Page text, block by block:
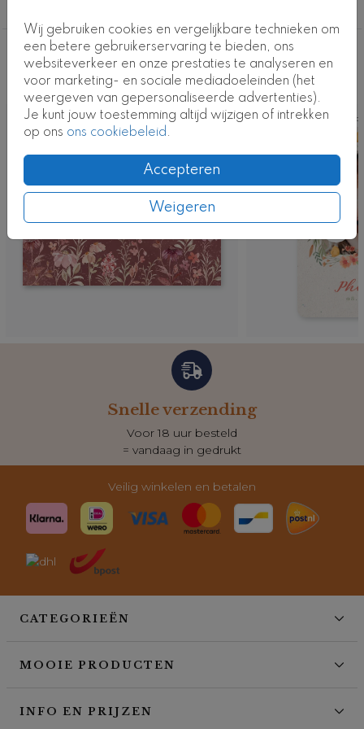
Wij gebruiken cookies en vergelijkbare technieken om
een betere gebruikerservaring te bieden, ons
websiteverkeer en onze prestaties te analyseren en
voor marketing- en sociale mediadoeleinden (het
weergeven van gepersonaliseerde advertenties).
Je kunt jouw toestemming altijd wijzigen of intrekken
op ons ons cookiebeleid.
Accepteren
Weigeren
Deze ontwerpen vind je misschien ook
leuk
Kaart
Snelle verzending
Voor 18 uur besteld
= vandaag in gedrukt
Veilig winkelen en betalen
CATEGORIEËN
MOOIE PRODUCTEN
INFO EN PRIJZEN